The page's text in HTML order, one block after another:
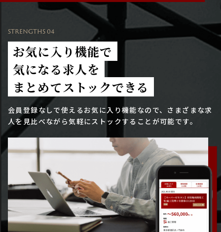
STRENGTHS 04
お気に入り機能で
気になる求人を
まとめてストックできる
会員登録なしで使えるお気に入り機能なので、さまざまな求
人を見比べながら気軽にストックすることが可能です。